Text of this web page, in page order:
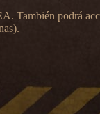
También podrá